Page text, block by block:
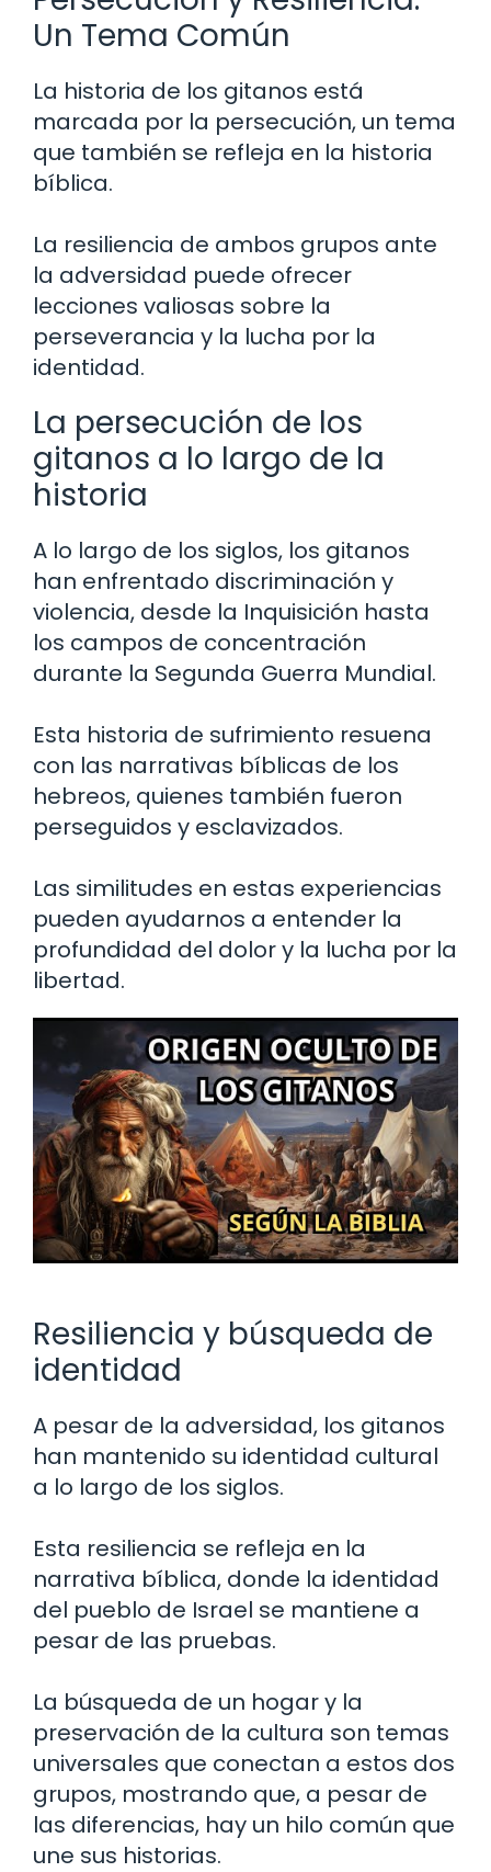
Un Tema Común
La historia de los gitanos está
marcada por la persecución, un tema
que también se refleja en la historia
bíblica.
La resiliencia de ambos grupos ante
la adversidad puede ofrecer
lecciones valiosas sobre la
perseverancia y la lucha por la
identidad.
La persecución de los
gitanos a lo largo de la
historia
A lo largo de los siglos, los gitanos
han enfrentado discriminación y
violencia, desde la Inquisición hasta
los campos de concentración
durante la Segunda Guerra Mundial.
Esta historia de sufrimiento resuena
con las narrativas bíblicas de los
hebreos, quienes también fueron
perseguidos y esclavizados.
Las similitudes en estas experiencias
pueden ayudarnos a entender la
profundidad del dolor y la lucha por la
libertad.
Resiliencia y búsqueda de
identidad
A pesar de la adversidad, los gitanos
han mantenido su identidad cultural
a lo largo de los siglos.
Esta resiliencia se refleja en la
narrativa bíblica, donde la identidad
del pueblo de Israel se mantiene a
pesar de las pruebas.
La búsqueda de un hogar y la
preservación de la cultura son temas
universales que conectan a estos dos
grupos, mostrando que, a pesar de
las diferencias, hay un hilo común que
une sus historias.